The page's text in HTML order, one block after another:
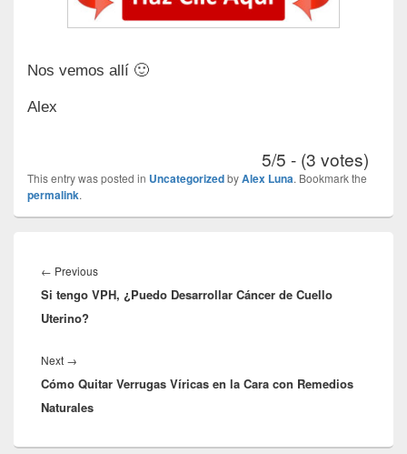
Nos vemos allí 🙂
Alex
5/5 - (3 votes)
This entry was posted in UncategorizedbyAlex Luna. Bookmark the
permalink.
de
entradas
← PreviousPrevious
post:
Si tengo VPH, ¿Puedo Desarrollar Cáncer de Cuello
Uterino?
Next →
post:
Cómo Quitar Verrugas Víricas en la Cara con Remedios
Naturales